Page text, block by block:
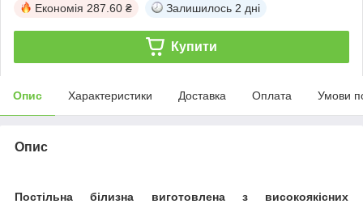
Економія 287.60 ₴ Залишилось 2 дні
Купити
Опис Характеристики Доставка Оплата Умови
Опис
Постільна білизна виготовлена з високоякісних